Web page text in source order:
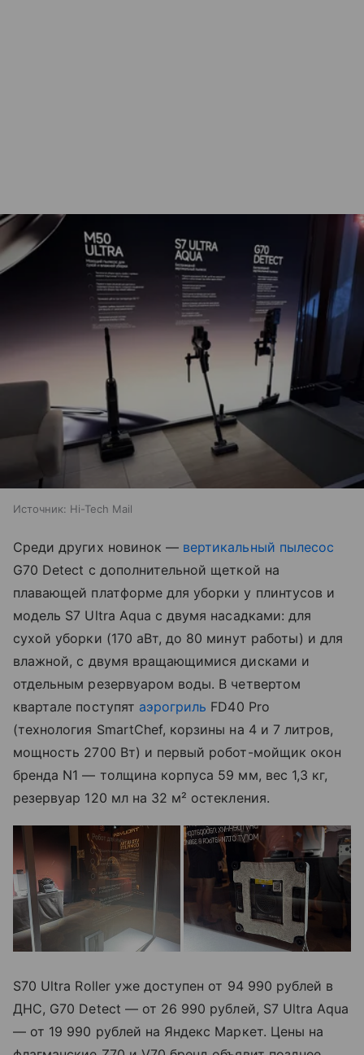
Источник: Hi-Tech Mail
Среди других новинок — вертикальный пылесос
G70 Detect с дополнительной щеткой на
плавающей платформе для уборки у плинтусов и
модель S7 Ultra Aqua с двумя насадками: для
сухой уборки (170 аВт, до 80 минут работы) и для
влажной, с двумя вращающимися дисками и
отдельным резервуаром воды. В четвертом
квартале поступят аэрогриль FD40 Pro
(технология SmartChef, корзины на 4 и 7 литров,
мощность 2700 Вт) и первый робот-мойщик окон
бренда N1 — толщина корпуса 59 мм, вес 1,3 кг,
резервуар 120 мл на 32 м² остекления.
S70 Ultra Roller уже доступен от 94 990 рублей в
ДНС, G70 Detect — от 26 990 рублей, S7 Ultra Aqua
— от 19 990 рублей на Яндекс Маркет. Цены на